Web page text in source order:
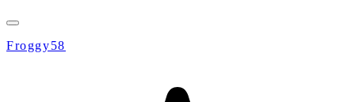
Froggy58